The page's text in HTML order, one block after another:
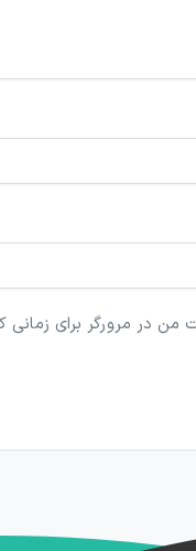
من در مرورگر برای